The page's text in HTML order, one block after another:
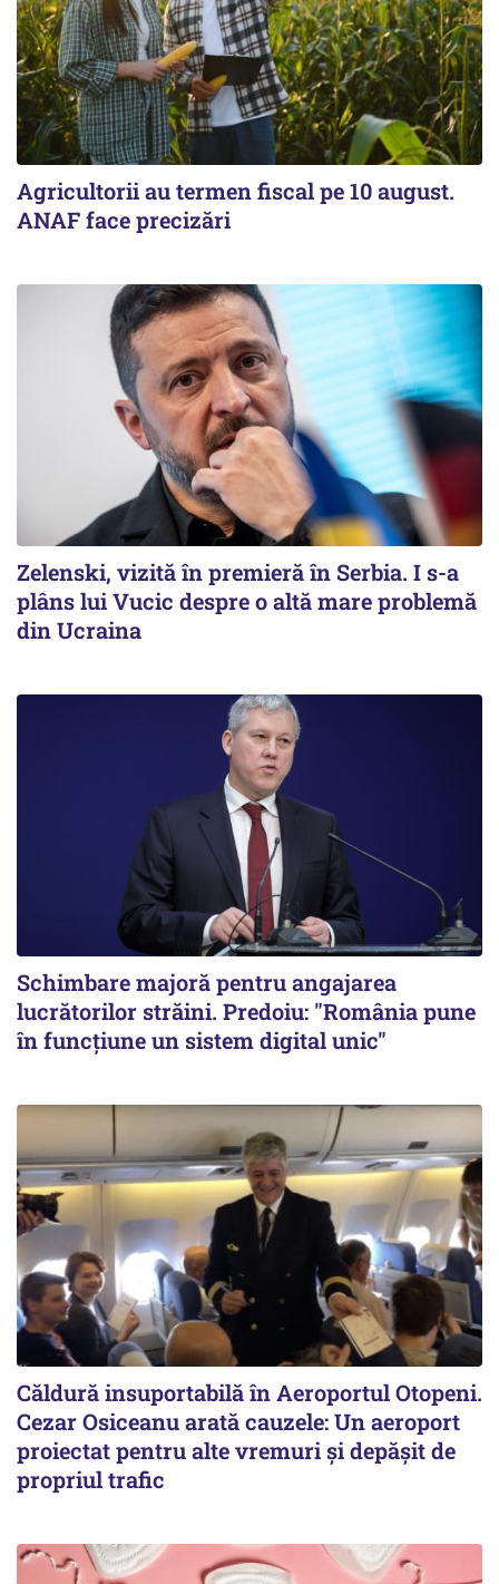
Agricultorii au termen fiscal pe 10 august.
ANAF face precizări
Zelenski, vizită în premieră în Serbia. I s-a
plâns lui Vucic despre o altă mare problemă
din Ucraina
Schimbare majoră pentru angajarea
lucrătorilor străini. Predoiu: "România pune
în funcțiune un sistem digital unic"
Căldură insuportabilă în Aeroportul Otopeni.
Cezar Osiceanu arată cauzele: Un aeroport
proiectat pentru alte vremuri și depășit de
propriul trafic